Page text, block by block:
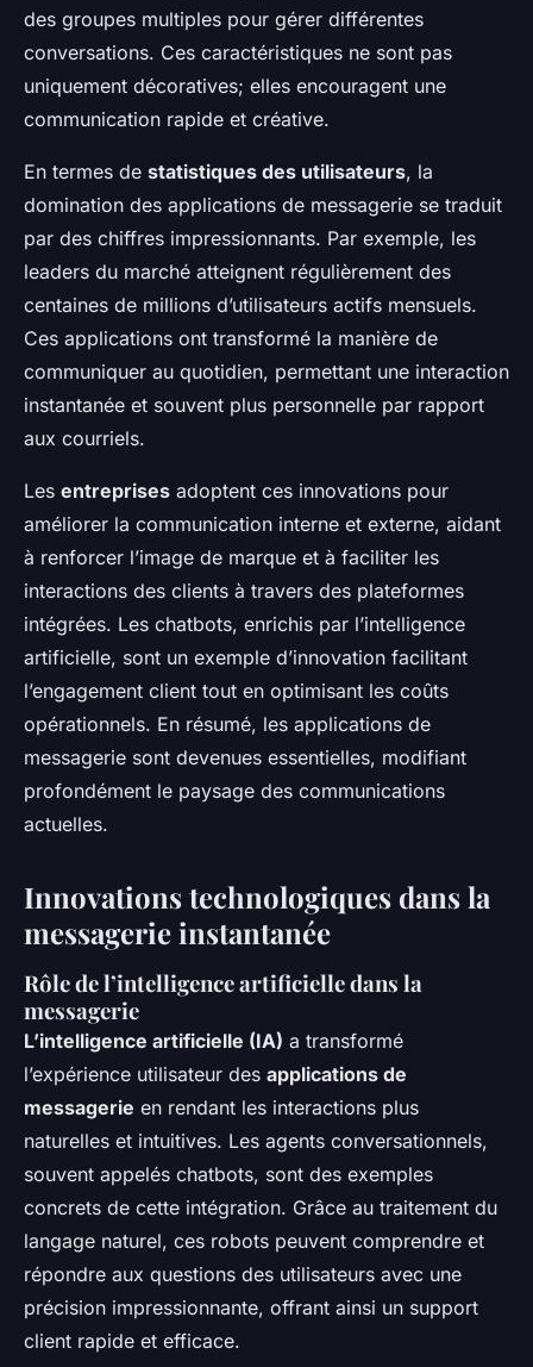
des groupes multiples pour gérer différentes
conversations. Ces caractéristiques ne sont pas
uniquement décoratives; elles encouragent une
communication rapide et créative.
En termes de statistiques des utilisateurs, la
domination des applications de messagerie se traduit
par des chiffres impressionnants. Par exemple, les
leaders du marché atteignent régulièrement des
centaines de millions d’utilisateurs actifs mensuels.
Ces applications ont transformé la manière de
communiquer au quotidien, permettant une interaction
instantanée et souvent plus personnelle par rapport
aux courriels.
Les entreprises adoptent ces innovations pour
améliorer la communication interne et externe, aidant
à renforcer l’image de marque et à faciliter les
interactions des clients à travers des plateformes
intégrées. Les chatbots, enrichis par l’intelligence
artificielle, sont un exemple d’innovation facilitant
l’engagement client tout en optimisant les coûts
opérationnels. En résumé, les applications de
messagerie sont devenues essentielles, modifiant
profondément le paysage des communications
actuelles.
Innovations technologiques dans la
messagerie instantanée
Rôle de l’intelligence artificielle dans la
messagerie
L’intelligence artificielle (IA) a transformé
l’expérience utilisateur des applications de
messagerie en rendant les interactions plus
naturelles et intuitives. Les agents conversationnels,
souvent appelés chatbots, sont des exemples
concrets de cette intégration. Grâce au traitement du
langage naturel, ces robots peuvent comprendre et
répondre aux questions des utilisateurs avec une
précision impressionnante, offrant ainsi un support
client rapide et efficace.